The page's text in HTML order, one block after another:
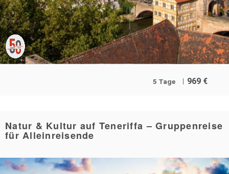
5 Tage 969 €
Natur & Kultur auf Teneriffa – Gruppenreise
für Alleinreisende